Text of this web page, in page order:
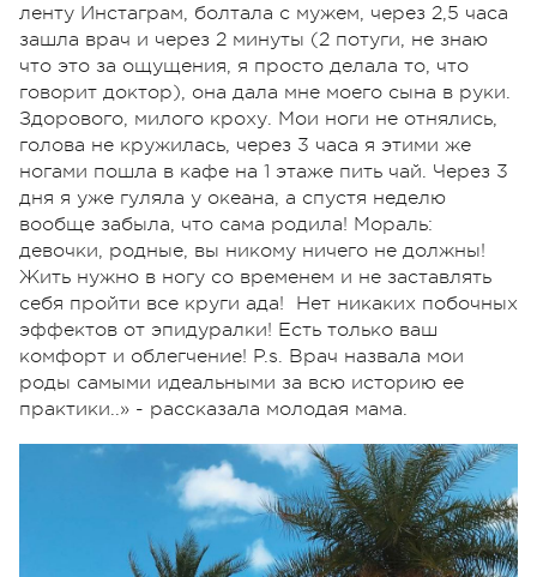
ленту Инстаграм, болтала с мужем, через 2,5 часа
зашла врач и через 2 минуты (2 потуги, не знаю
что это за ощущения, я просто делала то, что
говорит доктор), она дала мне моего сына в руки.
Здорового, милого кроху. Мои ноги не отнялись,
голова не кружилась, через 3 часа я этими же
ногами пошла в кафе на 1 этаже пить чай. Через 3
дня я уже гуляла у океана, а спустя неделю
вообще забыла, что сама родила! Мораль:
девочки, родные, вы никому ничего не должны!
Жить нужно в ногу со временем и не заставлять
себя пройти все круги ада! Нет никаких побочных
эффектов от эпидуралки! Есть только ваш
комфорт и облегчение! P.s. Врач назвала мои
роды самыми идеальными за всю историю ее
практики..» - рассказала молодая мама.